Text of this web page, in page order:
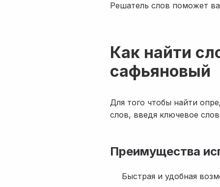
Решатель слов поможет
Как найти
сафьяновый
Для того чтобы найти
слов, введя ключевое
Преимущества
Быстрая и удобная